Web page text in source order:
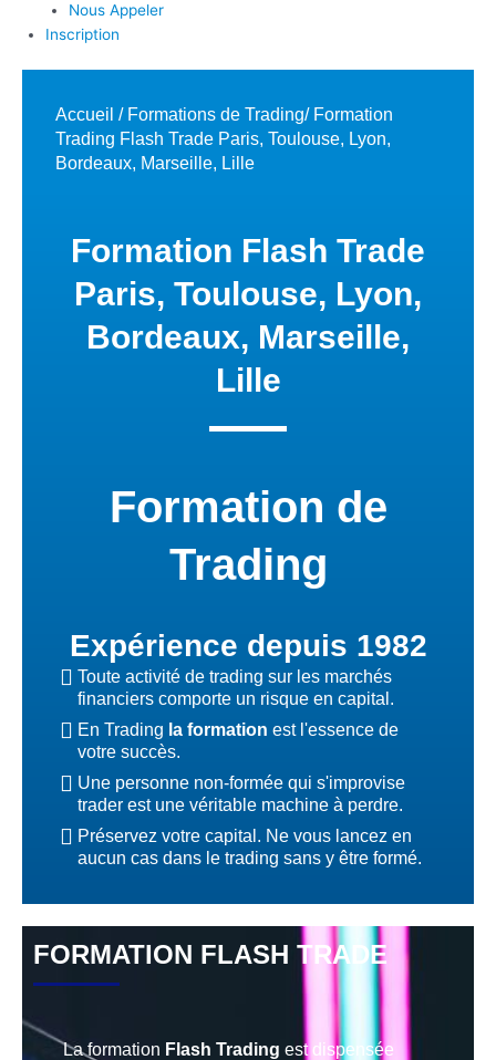
Nous Appeler
Inscription
Accueil / Formations de Trading/ Formation
Trading Flash Trade Paris, Toulouse, Lyon,
Bordeaux, Marseille, Lille
Formation Flash Trade
Paris, Toulouse, Lyon,
Bordeaux, Marseille,
Lille
Formation de
Trading
Expérience depuis 1982
Toute activité de trading sur les marchés
financiers comporte un risque en capital.
En Trading la formation est l'essence de
votre succès.
Une personne non-formée qui s'improvise
trader est une véritable machine à perdre.
Préservez votre capital. Ne vous lancez en
aucun cas dans le trading sans y être formé.
FORMATION FLASH TRADE
La formation Flash Trading est dispensée